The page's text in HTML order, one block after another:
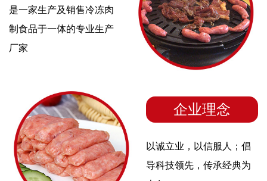
是一家生产及销售冷冻肉
制食品于一体的专业生产
厂家
企业理念
以诚立业，以信服人；倡
导科技领先，传承经典为